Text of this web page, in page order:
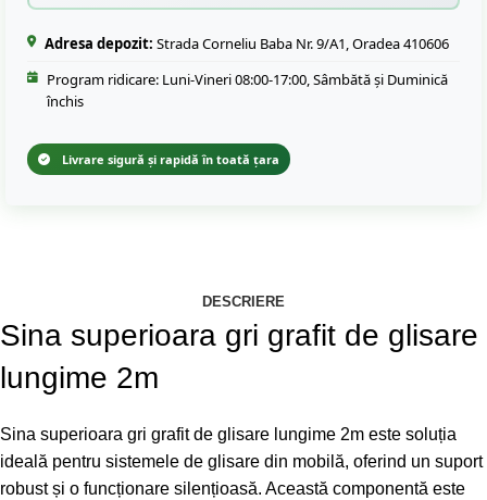
Adresa depozit: Strada Corneliu Baba Nr. 9/A1, Oradea 410606
Program ridicare: Luni-Vineri 08:00-17:00, Sâmbătă și Duminică
închis
Livrare sigură și rapidă în toată țara
DESCRIERE
Sina superioara gri grafit de glisare
lungime 2m
Sina superioara gri grafit de glisare lungime 2m este soluția
ideală pentru sistemele de glisare din mobilă, oferind un suport
robust și o funcționare silențioasă. Această componentă este